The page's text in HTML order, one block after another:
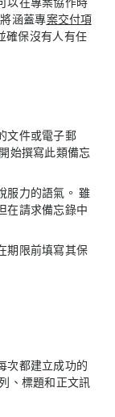
涵蓋專案交付項
確保沒有人有任
文件或電子郵
始撰寫此類備忘
服力的語氣。 雖
在請求備忘錄中
期限前填寫其保
次都建立成功的
、標題和正文訊